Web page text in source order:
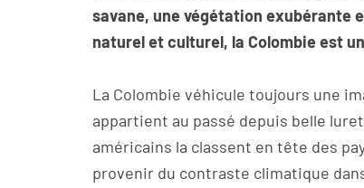
savane, une végétation exubérante
naturel et culturel, la Colombie est
La Colombie véhicule toujours une
appartient au passé depuis belle
américains la classent en tête des
provenir du contraste climatique